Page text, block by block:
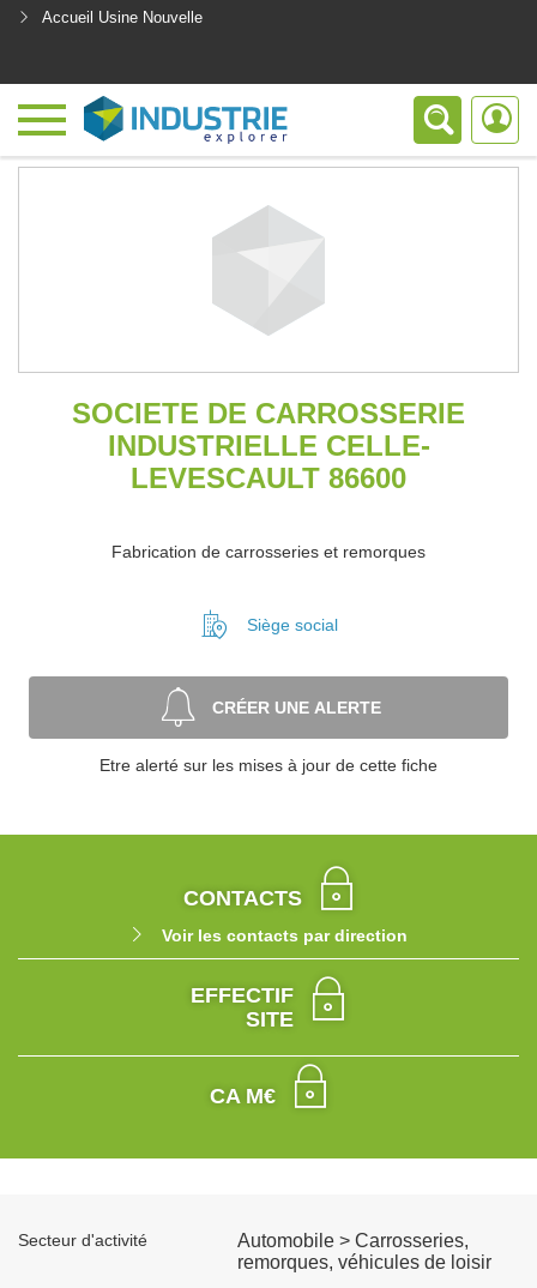
Accueil Usine Nouvelle
SOCIETE DE CARROSSERIE
INDUSTRIELLE CELLE-
LEVESCAULT 86600
Fabrication de carrosseries et remorques
Siège social
CRÉER UNE ALERTE
Etre alerté sur les mises à jour de cette fiche
CONTACTS
Voir les contacts par direction
EFFECTIF
SITE
CA M€
Secteur d'activité
Automobile > Carrosseries,
remorques, véhicules de loisir